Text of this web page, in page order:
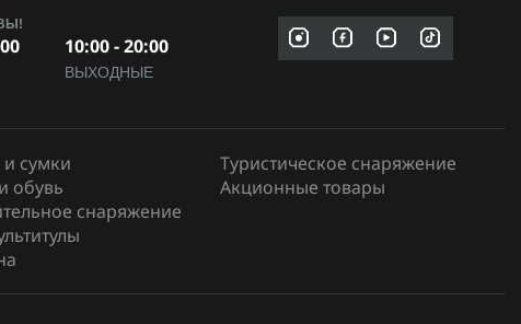
10:00 - 20:00
ВЫХОДНЫЕ
сумки
обувь
снаряжение
Туристическое снаряжение
Акционные товары